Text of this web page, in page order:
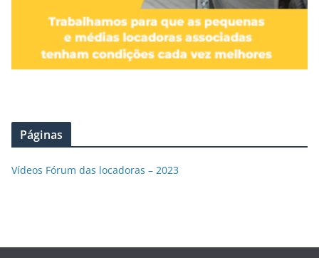
Páginas
Vídeos Fórum das locadoras – 2023